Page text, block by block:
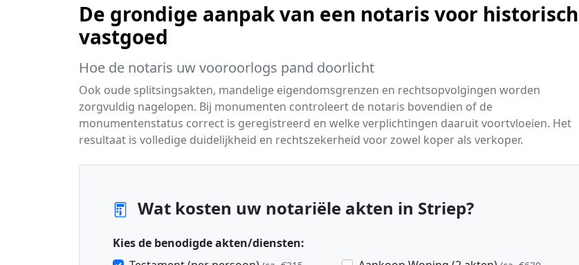
De grondige aanpak van een notaris voor historisch
vastgoed
Hoe de notaris uw vooroorlogs pand doorlicht
Ook oude splitsingsakten, mandelige eigendomsgrenzen en rechtsopvolgingen worden
zorgvuldig nagelopen. Bij monumenten controleert de notaris bovendien of de
monumentenstatus correct is geregistreerd en welke verplichtingen daaruit voortvloeien. Het
resultaat is volledige duidelijkheid en rechtszekerheid voor zowel koper als verkoper.
Wat kosten uw notariële akten in Striep?
Kies de benodigde akten/diensten: